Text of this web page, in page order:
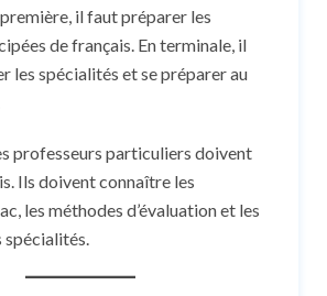
il faut préparer les
de français. En terminale, il
les spécialités et se préparer au
professeurs particuliers doivent
Ils doivent connaître les
les méthodes d’évaluation et les
spécialités.